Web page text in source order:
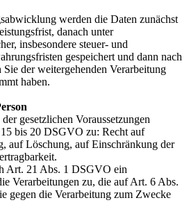
werden die Daten zunächst
danach unter
insbesondere steuer- und
gespeichert und dann nach
der weitergehenden Verarbeitung
haben.
gesetzlichen Voraussetzungen
bis 20 DSGVO zu: Recht auf
auf Löschung, auf Einschränkung der
Art. 21 Abs. 1 DSGVO ein
Verarbeitungen zu, die auf Art. 6 Abs.
gegen die Verarbeitung zum Zwecke